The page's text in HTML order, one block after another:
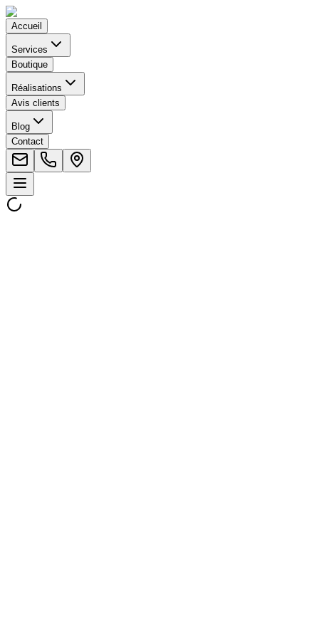
Accueil
Services
Boutique
Réalisations
Avis clients
Blog
Contact